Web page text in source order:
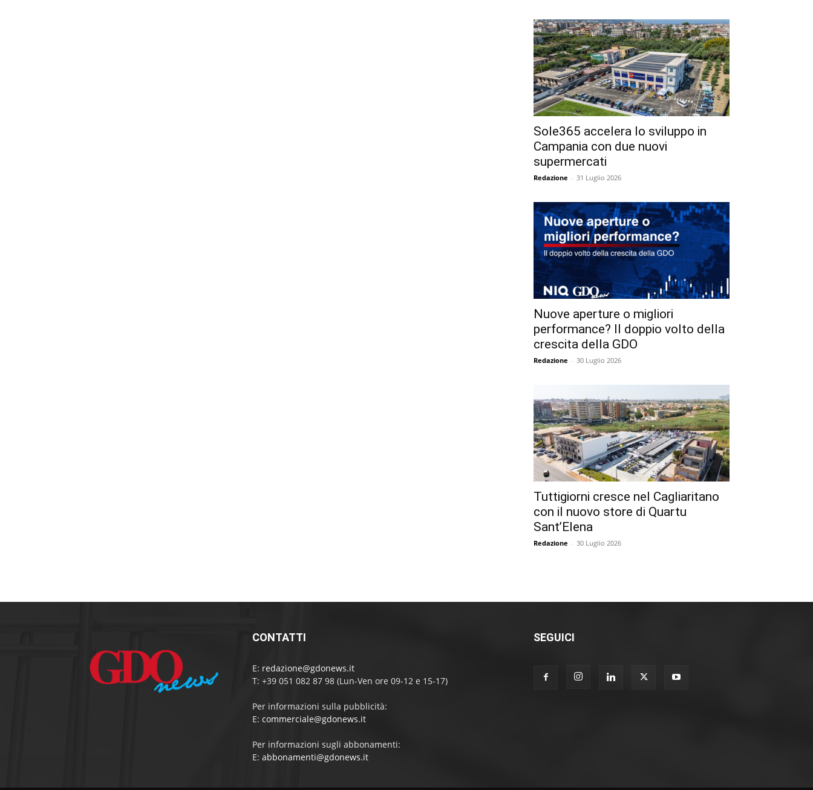
Sole365 accelera lo sviluppo in
Campania con due nuovi
supermercati
Redazione - 31 Luglio 2026
Nuove aperture o migliori
performance? Il doppio volto della
crescita della GDO
Redazione - 30 Luglio 2026
Tuttigiorni cresce nel Cagliaritano
con il nuovo store di Quartu
Sant’Elena
Redazione - 30 Luglio 2026
CONTATTI
E: redazione@gdonews.it
T: +39 051 082 87 98 (Lun-Ven ore 09-12 e 15-17)
Per informazioni sulla pubblicità:
E: commerciale@gdonews.it
Per informazioni sugli abbonamenti:
E: abbonamenti@gdonews.it
SEGUICI